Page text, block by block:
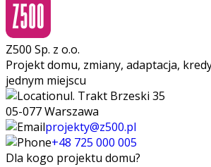
Z500 Sp. z o.o.
Projekt domu, zmiany, adaptacja,
jednym miejscu
ul. Trakt Brzeski 35
05-077 Warszawa
projekty@z500.pl
+48 725 000 005
Dla kogo projektu domu?